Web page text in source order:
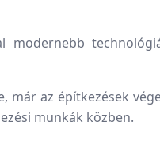
az építkezések
munkák közben.